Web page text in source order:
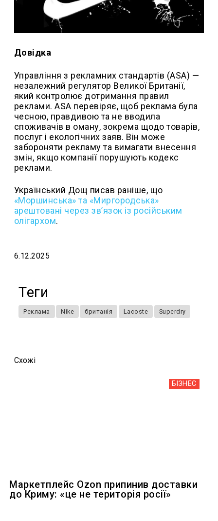
Довідка
Управління з рекламних стандартів (ASA) —
незалежний регулятор Великої Британії,
який контролює дотримання правил
реклами. ASA перевіряє, щоб реклама була
чесною, правдивою та не вводила
споживачів в оману, зокрема щодо товарів,
послуг і екологічних заяв. Він може
забороняти рекламу та вимагати внесення
змін, якщо компанії порушують кодекс
реклами.
Український Дощ писав раніше, що
«Моршинська» та «Миргородська»
арештовані через звʼязок із російським
олігархом.
6.12.2025
Теги
Реклама Nike британія Lacoste Superdry
Схожi
БІЗНЕС
Маркетплейс Ozon припинив доставки
до Криму: «це не територія росії»